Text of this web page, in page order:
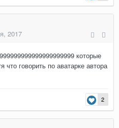
2017
которые
говорить по аватарке автора
2